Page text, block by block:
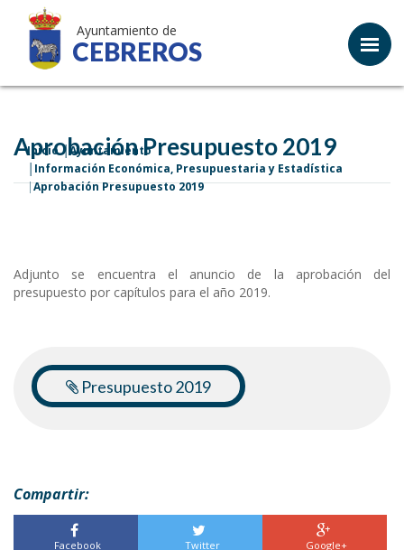
Ayuntamiento de
CEBREROS
Aprobación Presupuesto 2019
Inicio
Ayuntamiento
Información Económica, Presupuestaria y Estadística
Aprobación Presupuesto 2019
Adjunto se encuentra el anuncio de la aprobación del
presupuesto por capítulos para el año 2019.
Presupuesto 2019
Compartir:
Facebook Twitter Google+